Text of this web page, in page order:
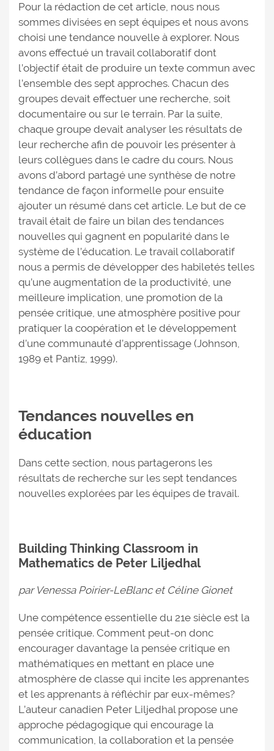
Pour la rédaction de cet article, nous nous
sommes divisées en sept équipes et nous avons
choisi une tendance nouvelle à explorer. Nous
avons effectué un travail collaboratif dont
l’objectif était de produire un texte commun avec
l’ensemble des sept approches. Chacun des
groupes devait effectuer une recherche, soit
documentaire ou sur le terrain. Par la suite,
chaque groupe devait analyser les résultats de
leur recherche afin de pouvoir les présenter à
leurs collègues dans le cadre du cours. Nous
avons d’abord partagé une synthèse de notre
tendance de façon informelle pour ensuite
ajouter un résumé dans cet article. Le but de ce
travail était de faire un bilan des tendances
nouvelles qui gagnent en popularité dans le
système de l’éducation. Le travail collaboratif
nous a permis de développer des habiletés telles
qu’une augmentation de la productivité, une
meilleure implication, une promotion de la
pensée critique, une atmosphère positive pour
pratiquer la coopération et le développement
d’une communauté d’apprentissage (Johnson,
1989 et Pantiz, 1999).
Tendances nouvelles en
éducation
Dans cette section, nous partagerons les
résultats de recherche sur les sept tendances
nouvelles explorées par les équipes de travail.
Building Thinking Classroom in
Mathematics de Peter Liljedhal
par Venessa Poirier-LeBlanc et Céline Gionet
Une compétence essentielle du 21e siècle est la
pensée critique. Comment peut-on donc
encourager davantage la pensée critique en
mathématiques en mettant en place une
atmosphère de classe qui incite les apprenantes
et les apprenants à réfléchir par eux-mêmes?
L’auteur canadien Peter Liljedhal propose une
approche pédagogique qui encourage la
communication, la collaboration et la pensée